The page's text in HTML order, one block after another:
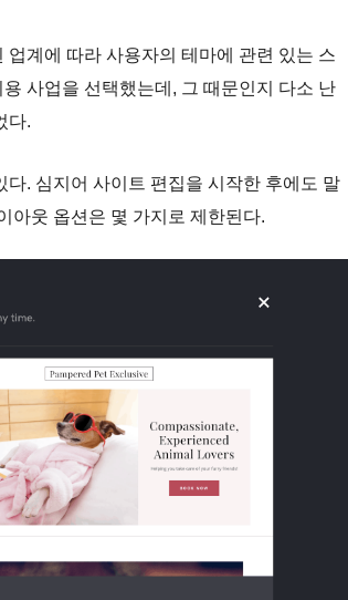
업계에 따라 사용자의 테마에 관련 있는 스
사업을 선택했는데, 그 때문인지 다소 난
다.
. 심지어 사이트 편집을 시작한 후에도 말
아웃 옵션은 몇 가지로 제한된다.